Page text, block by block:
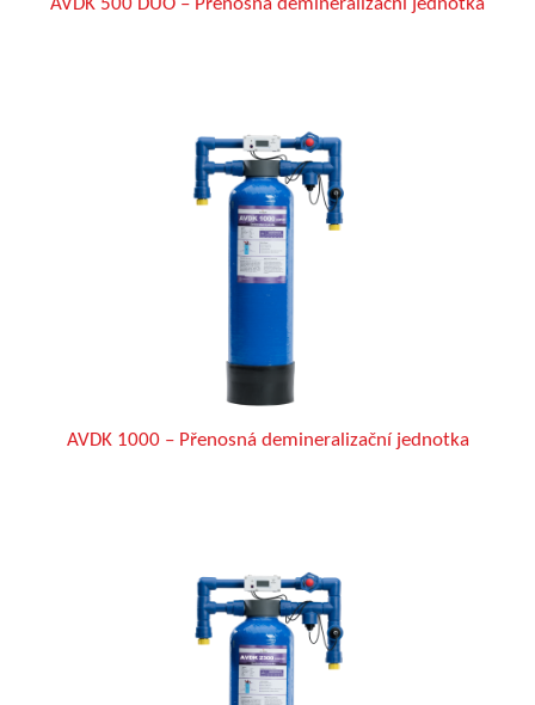
AVDK 500 DUO – Přenosná demineralizační jednotka
AVDK 1000 – Přenosná demineralizační jednotka